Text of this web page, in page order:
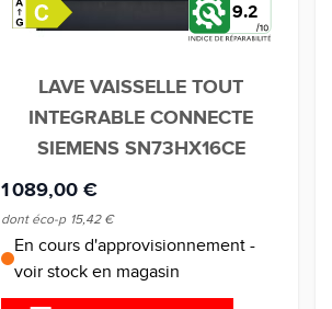
9.2
LAVE VAISSELLE TOUT
INTEGRABLE CONNECTE
SIEMENS SN73HX16CE
1 089,00 €
dont éco-p 15,42 €
En cours d'approvisionnement -
voir stock en magasin